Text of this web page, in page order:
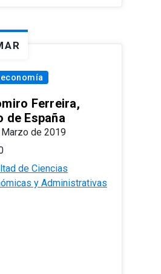
Ferreira,
de España
de 2019
de Ciencias
y Administrativas